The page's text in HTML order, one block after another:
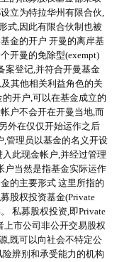
立为特拉华州有限合伙,
式,因此有限合伙制也被
金的开户 开曼的离岸基
开曼的免除型(exempt)
案登记,并符合开曼基金
其他相关利益角色的关
开户,可以在基金成立的
户不会开在开曼当地,而
外在仅仅开始运作之后
,管理员以基金的名义开设
此现金帐户,并经过管理
户当然是指基金实际运作
的主要形式 这里所指的
股权投资基金(Private
私募股权投资,即Private
上市公司非公开交易股权
,既可以向社会不特定公
辨别和承受能力的机构